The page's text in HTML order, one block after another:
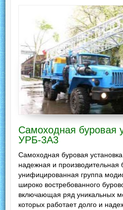
Самоходная буровая
УРБ-3А3
Самоходная буровая
надежная и производительная
унифицированная группа
широко востребованного
включающая ряд уникальных
которых работает долго и